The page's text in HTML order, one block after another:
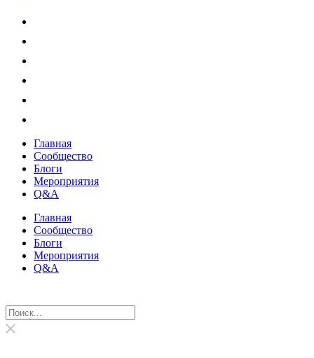
Главная
Сообщество
Блоги
Мероприятия
Q&A
Главная
Сообщество
Блоги
Мероприятия
Q&A